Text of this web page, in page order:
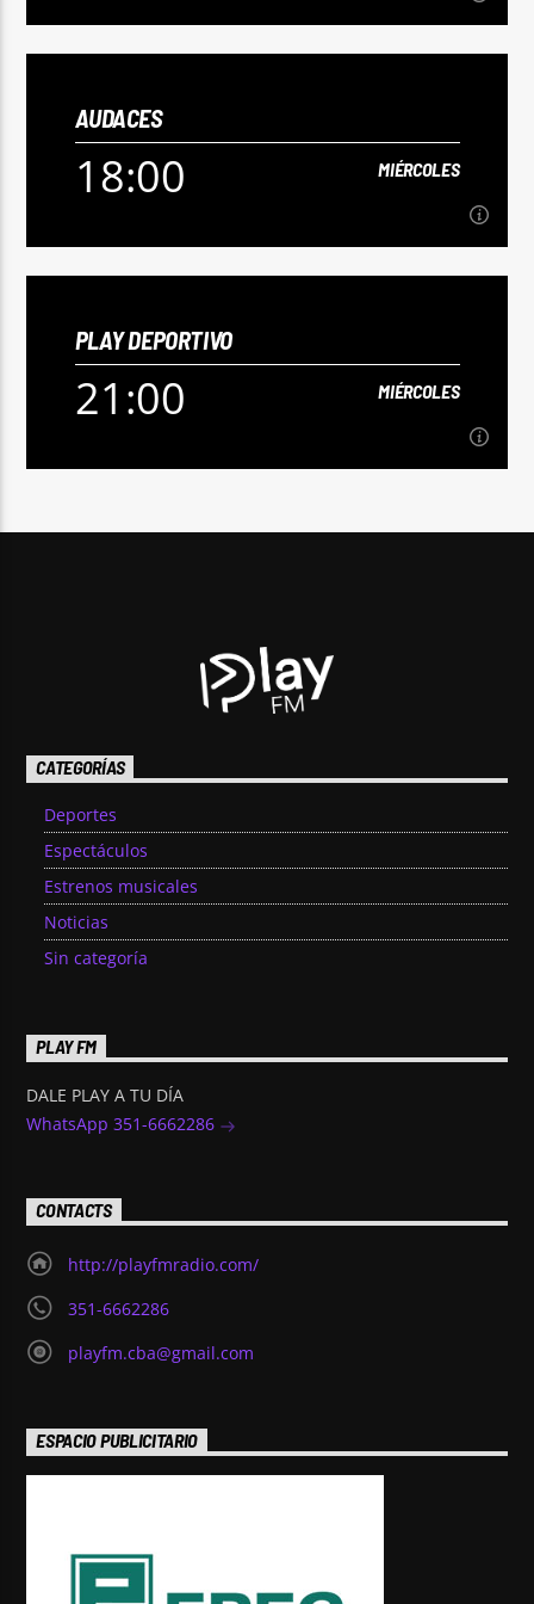
15:00 MIÉRCOLES
[...]
Ver Más
AUDACES
18:00 MIÉRCOLES
18:00 MIÉRCOLES
[...]
Ver Más
PLAY DEPORTIVO
21:00 MIÉRCOLES
CATEGORÍAS
Deportes
Espectáculos
Estrenos musicales
Noticias
Sin categoría
PLAY FM
DALE PLAY A TU DÍA
WhatsApp 351-6662286
CONTACTS
http://playfmradio.com/
351-6662286
playfm.cba@gmail.com
ESPACIO PUBLICITARIO